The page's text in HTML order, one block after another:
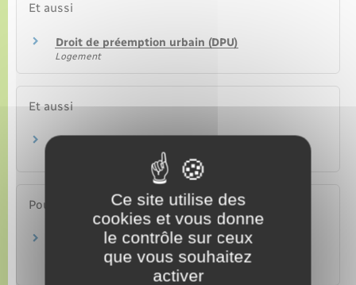
Et aussi
Droit de préemption urbain (DPU)
Logement
Et aussi
Achat d'un logement
Pour en savoir plus
Portail des services en ligne des notaires de
Notaires de France
Ce site utilise des
cookies et vous donne
le contrôle sur ceux
que vous souhaitez
activer